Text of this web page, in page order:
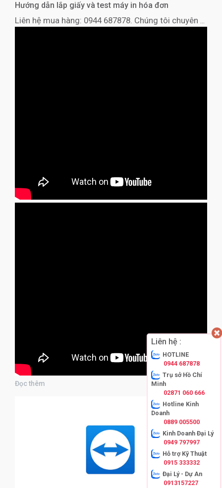
Liên hệ :
HOTLINE
0944 687878
Trụ sở Hồ Chí
Minh
02871 060 666
Hotline Kinh
Doanh
0889 005500
Kinh Doanh Đại Lý
0949 797997
Hỗ trợ Kỹ Thuật
0915 333332
Đại Lý - Dự An
0913157227
Hướng dẫn lắp giấy và test máy in hóa đơn
Liên hệ mua hàng: 0944 687878. Chúng tôi chuyên nhập khẩu phân phối máy in hóa đơn, máy in mã vạch, máy quét mã vạch, máy POS, Phần mềm bán hàng.
Đọc thêm